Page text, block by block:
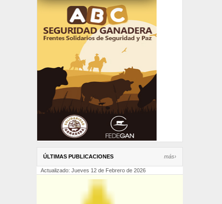
ÚLTIMAS PUBLICACIONES más›
Actualizado: Jueves 12 de Febrero de 2026